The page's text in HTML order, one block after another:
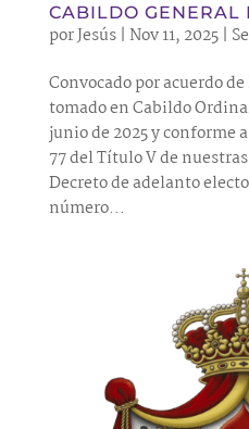
CABILDO GENERAL
porJesús| Nov 11, 2025|
Convocado por acuerdo
tomado en Cabildo
junio de 2025 y conforme
77 del Título V de
Decreto de adelanto
número...